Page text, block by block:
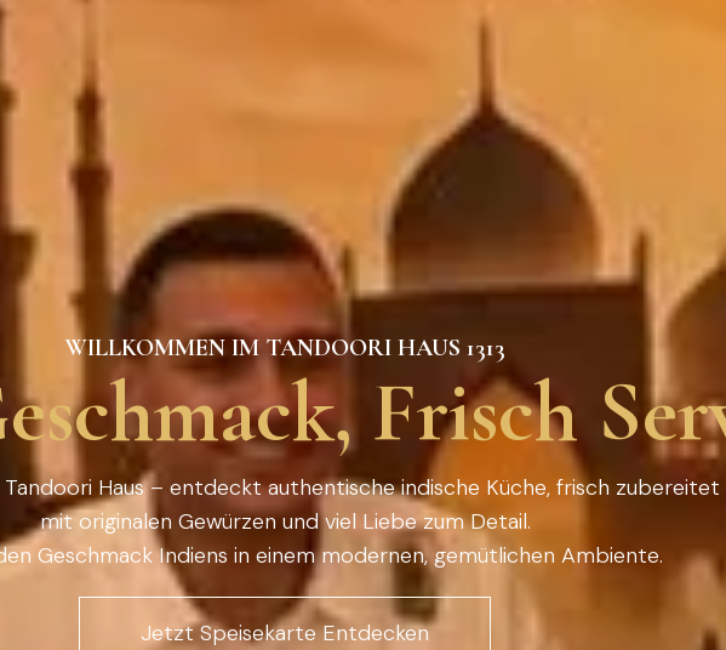
WILLKOMMEN IM TANDOORI HAUS 1313
Frisch
Haus – entdeckt authentische indische Küche, frisch zubereitet
mit originalen Gewürzen und viel Liebe zum Detail.
Geschmack Indiens in einem modernen, gemütlichen Ambiente.
Jetzt Speisekarte Entdecken